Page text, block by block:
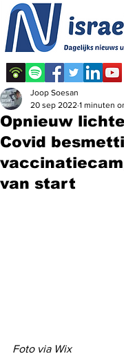
Opnieuw
Covid
van start
Joop Soesan
20 sep 2022 1 minuten
Foto via Wix